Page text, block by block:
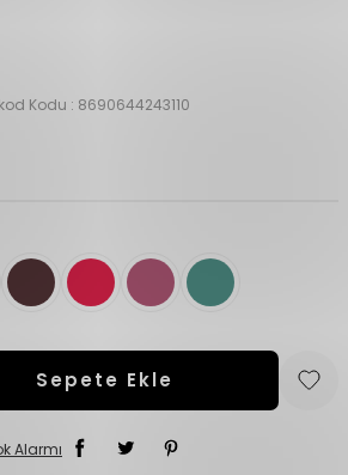
Kodu : 8690644243110
Sepete Ekle
Alarmı